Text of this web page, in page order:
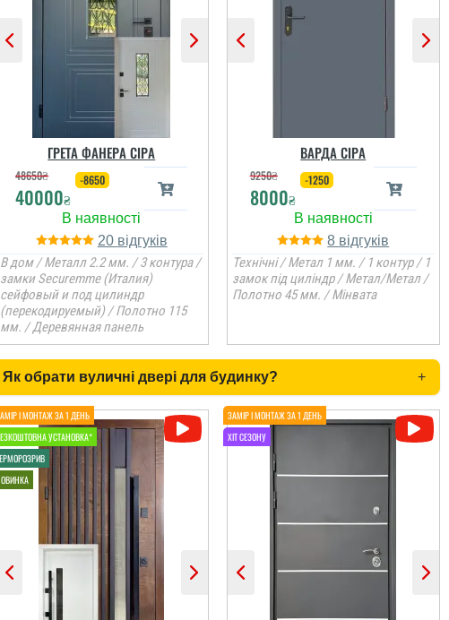
ГРЕТА ФАНЕРА СІРА
48650₴
40000₴
-8650
20
В дом / Металл 2.2 мм. / 3 контура /
замки Securemme (Италия)
сейфовый и под цилиндр
(перекодируемый) / Полотно 115
мм. / Деревянная панель
ВАРДА СІРА
9250₴
8000₴
-1250
8
Технічні / Метал 1 мм. / 1 контур / 1
замок під циліндр / Метал/Метал /
Полотно 45 мм. / Мінвата
Як обрати вуличні двері для будинку? +